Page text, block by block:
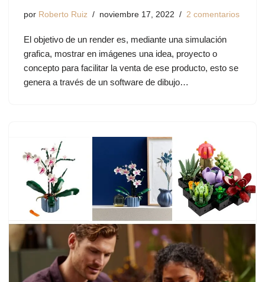
por Roberto Ruiz noviembre 17, 2022 2 comentarios
El objetivo de un render es, mediante una simulación
grafica, mostrar en imágenes una idea, proyecto o
concepto para facilitar la venta de ese producto, esto se
genera a través de un software de dibujo…